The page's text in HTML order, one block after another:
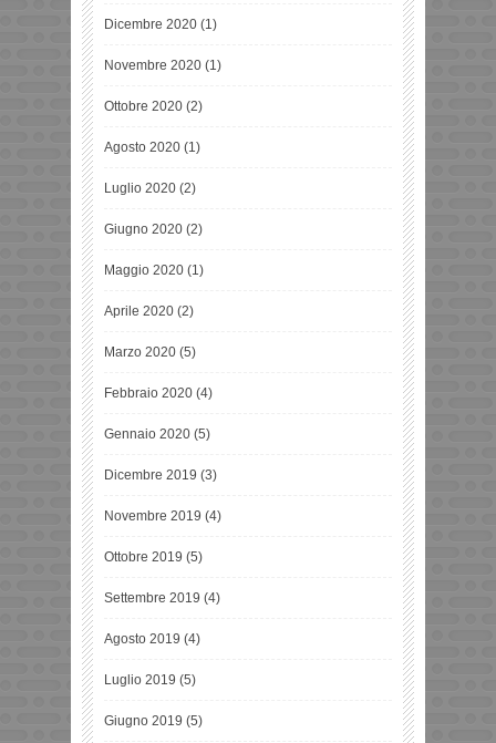
Dicembre 2020 (1)
Novembre 2020 (1)
Ottobre 2020 (2)
Agosto 2020 (1)
Luglio 2020 (2)
Giugno 2020 (2)
Maggio 2020 (1)
Aprile 2020 (2)
Marzo 2020 (5)
Febbraio 2020 (4)
Gennaio 2020 (5)
Dicembre 2019 (3)
Novembre 2019 (4)
Ottobre 2019 (5)
Settembre 2019 (4)
Agosto 2019 (4)
Luglio 2019 (5)
Giugno 2019 (5)